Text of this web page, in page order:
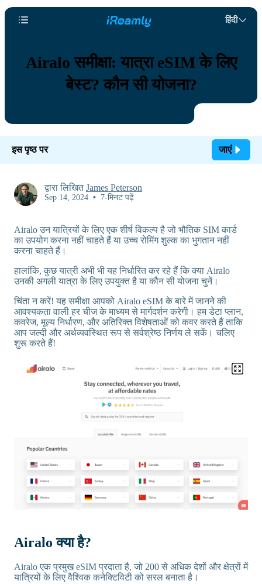
हिंदी
Airalo समीक्षा: यात्रा eSIM के लिए
बेस्ट? कौन सी योजना?
इस पृष्ठ पर जाएं
द्वारा लिखितJames Peterson
Sep 14, 2024 • 7-मिनट पढ़ें
Airalo उन यात्रियों के लिए एक शीर्ष विकल्प है जो भौतिक SIM कार्ड
का उपयोग करना नहीं चाहते हैं या उच्च रोमिंग शुल्क का भुगतान नहीं
करना चाहते हैं।
हालांकि, कुछ यात्री अभी भी यह निर्धारित कर रहे हैं कि क्या Airalo
उनकी अगली यात्रा के लिए उपयुक्त है या कौन सी योजना चुनें।
चिंता न करें! यह समीक्षा आपको Airalo eSIM के बारे में जानने की
आवश्यकता वाली हर चीज के माध्यम से मार्गदर्शन करेगी। हम डेटा प्लान,
कवरेज, मूल्य निर्धारण, और अतिरिक्त विशेषताओं को कवर करते हैं ताकि
आप जल्दी और अर्थव्यवस्थित रूप से सर्वश्रेष्ठ निर्णय ले सकें। चलिए
शुरू करते हैं!
Airalo क्या है?
Airalo एक प्रमुख eSIM प्रदाता है, जो 200 से अधिक देशों और क्षेत्रों में
यात्रियों के लिए वैश्विक कनेक्टिविटी को सरल बनाता है।